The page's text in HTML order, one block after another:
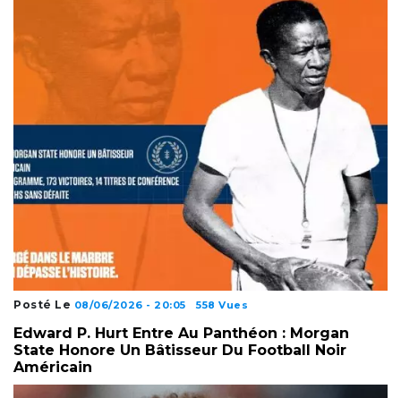
Posté Le 08/06/2026 - 20:05 558 Vues
Edward P. Hurt Entre Au Panthéon : Morgan
State Honore Un Bâtisseur Du Football Noir
Américain